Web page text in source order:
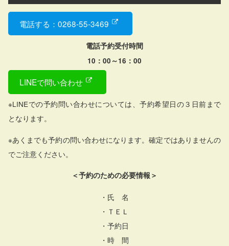
電話する：0268-55-3469
電話予約受付時間
10：00～16：00
LINEで問い合わせ
※LINEでの予約問い合わせについては、予約希望日の３日前まで
となります。
※あくまでも予約の問い合わせになります。確定ではありませんの
でご注意ください。
＜予約のための必要情報＞
・氏 名
・ＴＥＬ
・予約日
・時 間